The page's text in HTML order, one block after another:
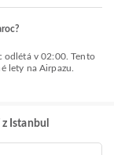
lety na Airpazu.
Istanbul